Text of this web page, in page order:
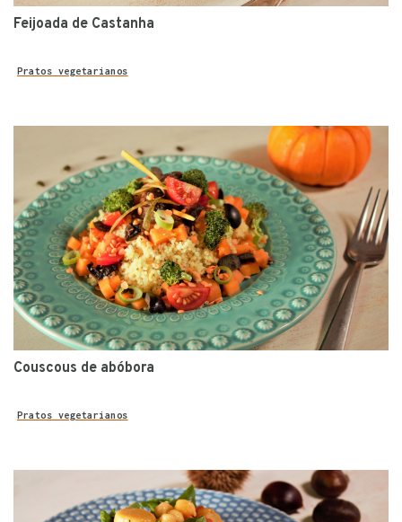
Feijoada de Castanha
Pratos vegetarianos
Couscous de abóbora
Pratos vegetarianos